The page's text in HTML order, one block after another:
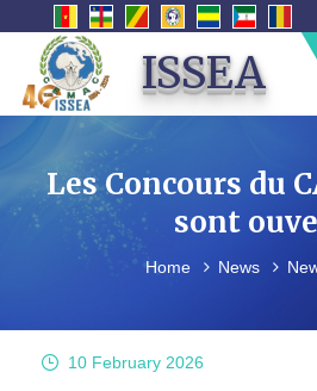
ISSEA
Les Concours du
sont
Home News
10 February 2026